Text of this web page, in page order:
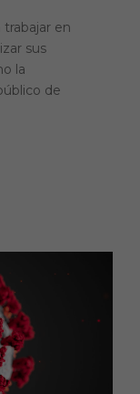
trabajar en
sus
la
de